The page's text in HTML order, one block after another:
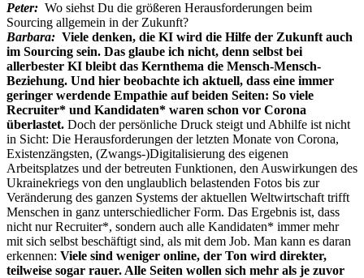
Peter: Wo siehst Du die größeren Herausforderungen beim
Sourcing allgemein in der Zukunft?
Barbara: Viele denken, die KI wird die Hilfe der Zukunft auch
im Sourcing sein. Das glaube ich nicht, denn selbst bei
allerbester KI bleibt das Kernthema die Mensch-Mensch-
Beziehung. Und hier beobachte ich aktuell, dass eine immer
geringer werdende Empathie auf beiden Seiten: So viele
Recruiter* und Kandidaten* waren schon vor Corona
überlastet. Doch der persönliche Druck steigt und Abhilfe ist nicht
in Sicht: Die Herausforderungen der letzten Monate von Corona,
Existenzängsten, (Zwangs-)Digitalisierung des eigenen
Arbeitsplatzes und der betreuten Funktionen, den Auswirkungen des
Ukrainekriegs von den unglaublich belastenden Fotos bis zur
Veränderung des ganzen Systems der aktuellen Weltwirtschaft trifft
Menschen in ganz unterschiedlicher Form. Das Ergebnis ist, dass
nicht nur Recruiter*, sondern auch alle Kandidaten* immer mehr
mit sich selbst beschäftigt sind, als mit dem Job. Man kann es daran
erkennen: Viele sind weniger online, der Ton wird direkter,
teilweise sogar rauer. Alle Seiten wollen sich mehr als je zuvor